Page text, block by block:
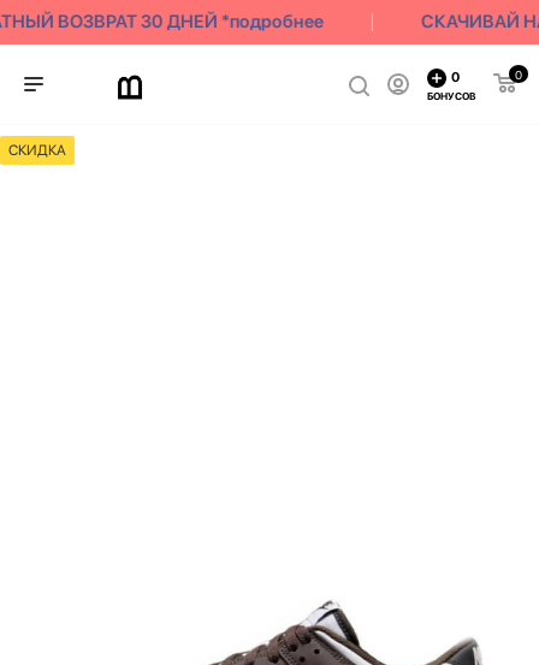
ВОЗВРАТ 30 ДНЕЙ *подробнее СКАЧИВАЙ
0
0
БОНУСОВ
СКИДКА